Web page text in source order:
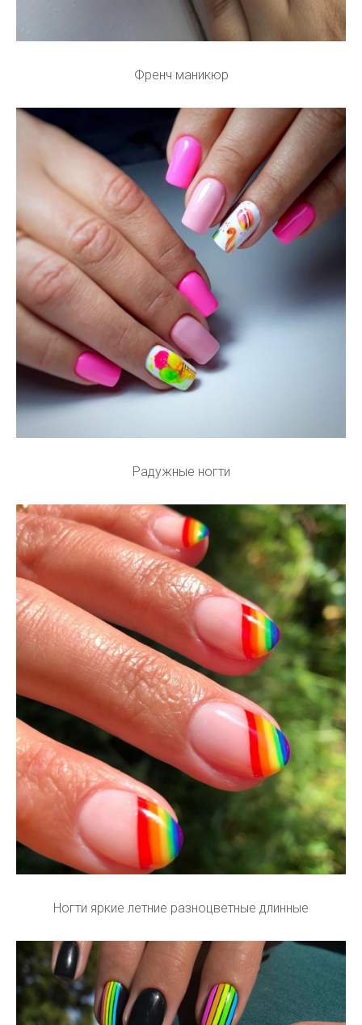
Френч маникюр
Радужные ногти
Ногти яркие летние разноцветные длинные